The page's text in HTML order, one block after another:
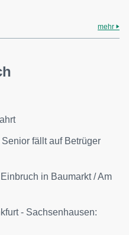
mehr
fällt auf Betrüger
in Baumarkt / Am
- Sachsenhausen: